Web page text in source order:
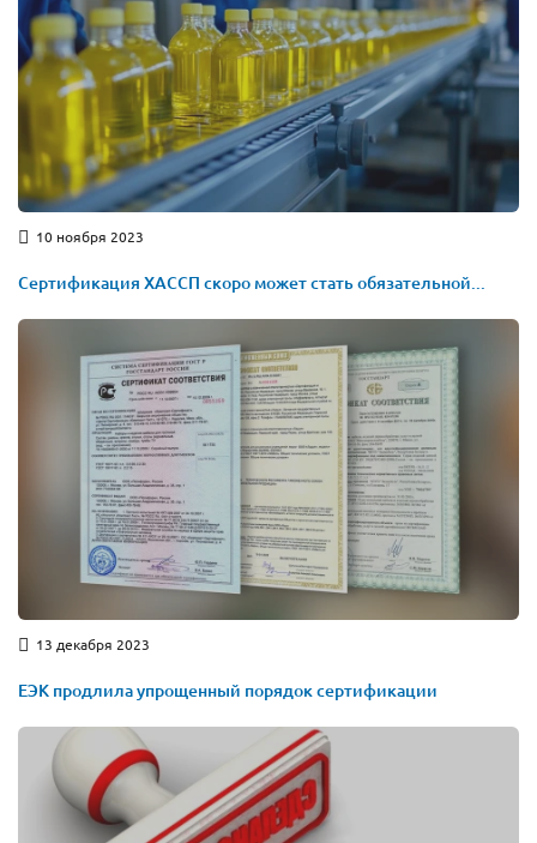
10 ноября 2023
Сертификация ХАССП скоро может стать обязательной...
13 декабря 2023
ЕЭК продлила упрощенный порядок сертификации